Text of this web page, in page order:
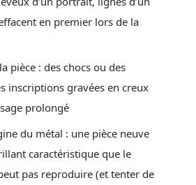
en premier lors de la
pièce : des chocs ou des
inscriptions gravées en creux
prolongé
du métal : une pièce neuve
caractéristique que le
pas reproduire (et tenter de